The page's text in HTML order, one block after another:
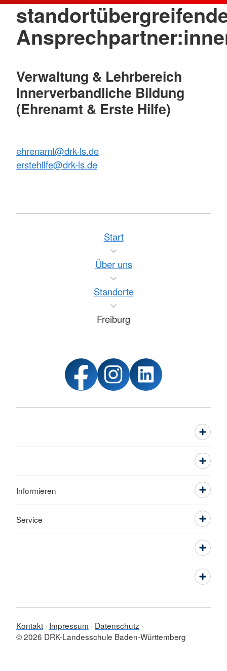
Verwaltung & Lehrbereich
Innerverbandliche Bildung
(Ehrenamt & Erste Hilfe)
ehrenamt@drk-ls.de
erstehilfe@drk-ls.de
Start
Über uns
Standorte
Freiburg
Informieren
Service
Kontakt Impressum
Datenschutz
© 2026 DRK-Landesschule Baden-Württemberg